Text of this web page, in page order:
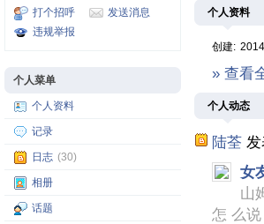
打个招呼
发送消息
违规举报
个人菜单
个人资料
记录
日志 (30)
相册
话题
个人资料
创建:
» 查看
个人动态
陆荃
女
山
怎 么